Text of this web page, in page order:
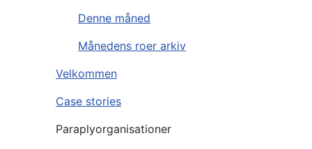
Denne måned
Månedens roer arkiv
Velkommen
Case stories
Paraplyorganisationer